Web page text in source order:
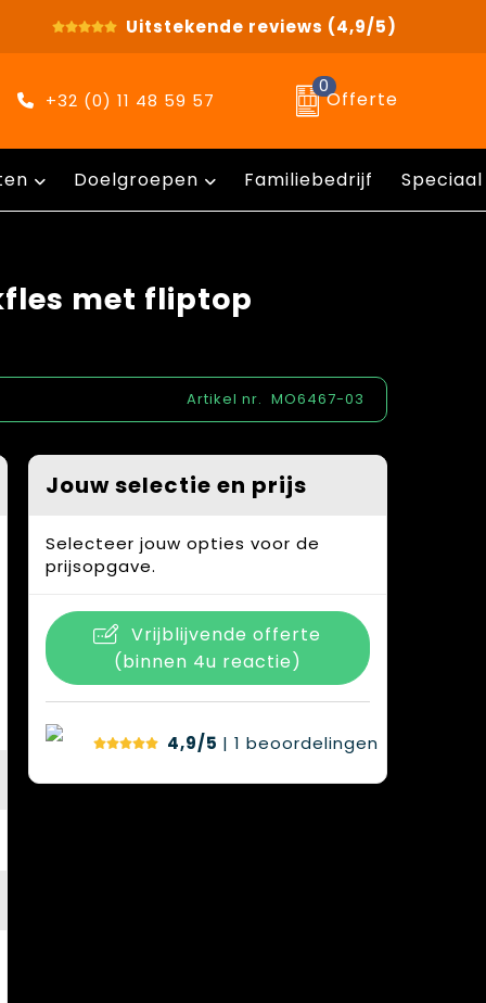
Uitstekende reviews (4,9/5)
+32 (0) 11 48 59 57
0
Offerte
Doelgroepen Familiebedrijf
met fliptop
Artikel nr. MO6467-03
Jouw selectie en prijs
Selecteer jouw opties voor de
prijsopgave.
Vrijblijvende offerte
(binnen 4u reactie)
4,9/5 | 1 beoordelingen